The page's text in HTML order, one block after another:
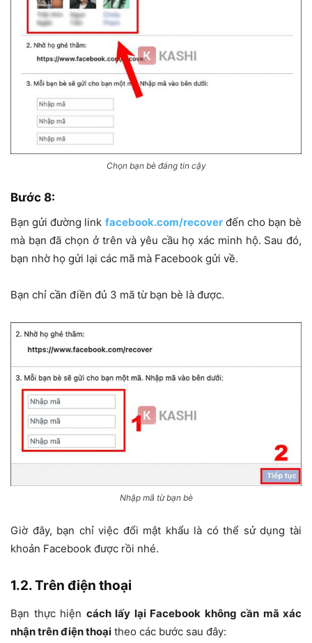
Chọn bạn bè đáng tin cậy
Bước 8:
Bạn gửi đường link facebook.com/recoverđến cho bạn bè
mà bạn đã chọn ở trên và yêu cầu họ xác minh hộ. Sau đó,
bạn nhờ họ gửi lại các mã mà Facebook gửi về.
Bạn chỉ cần điền đủ 3 mã từ bạn bè là được.
Nhập mã từ bạn bè
Giờ đây, bạn chỉ việc đổi mật khẩu là có thể sử dụng tài
khoản Facebook được rồi nhé.
1.2. Trên điện thoại
Bạn thực hiện cách lấy lại Facebook không cần mã xác
nhận trên điện thoại theo các bước sau đây: